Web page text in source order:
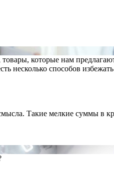
которые нам
несколько способов
Такие мелкие суммы в